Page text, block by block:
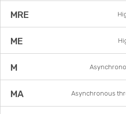
MRE
ME
M
MA Asynchronous